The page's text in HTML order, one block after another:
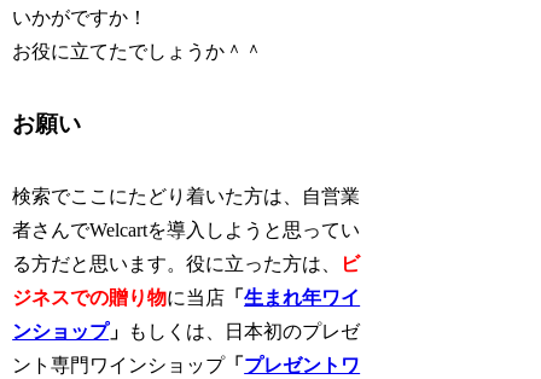
いかがですか！
お役に立てたでしょうか＾＾
お願い
検索でここにたどり着いた方は、自営業
者さんでWelcartを導入しようと思ってい
る方だと思います。役に立った方は、
ビ
ジネスでの贈り物に当店 「生まれ年ワイ
ンショップ」
もしくは、日本初のプレゼ
ント専門ワインショップ「 プレゼントワ